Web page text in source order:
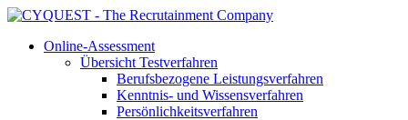
Online-Assessment
Übersicht Testverfahren
Berufsbezogene Leistungsverfahren
Kenntnis- und Wissensverfahren
Persönlichkeitsverfahren